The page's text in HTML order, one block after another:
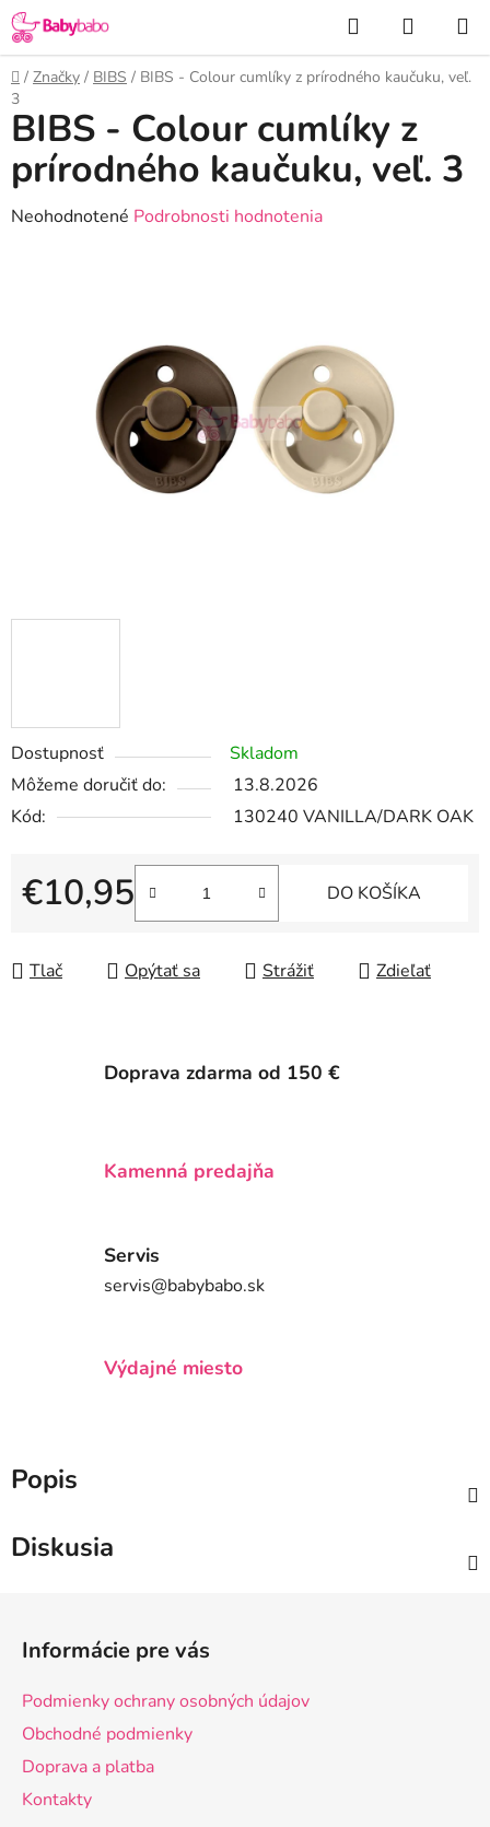
Prejsť
na
obsah
Hľadať
KOŠÍK
Domov
/ Značky / BIBS / BIBS - Colour cumlíky z prírodného kaučuku, veľ.
3
Dostupnosť
Skladom
Môžeme doručiť do:
13.8.2026
Kód:
130240 VANILLA/DARK OAK
€10,95
Jednotková cena:
DO KOŠÍKA
Tlač Opýtať sa Strážiť Zdieľať
BIBS - Colour cumlíky z
prírodného kaučuku, veľ. 3
Priemerné
hviezdičiek.
Neohodnotené Podrobnosti hodnotenia
Doprava zdarma od 150 €
Kamenná predajňa
Servis
servis@babybabo.sk
Výdajné miesto
Popis
Diskusia
Informácie pre vás
Podmienky ochrany osobných údajov
Obchodné podmienky
Doprava a platba
Kontakty